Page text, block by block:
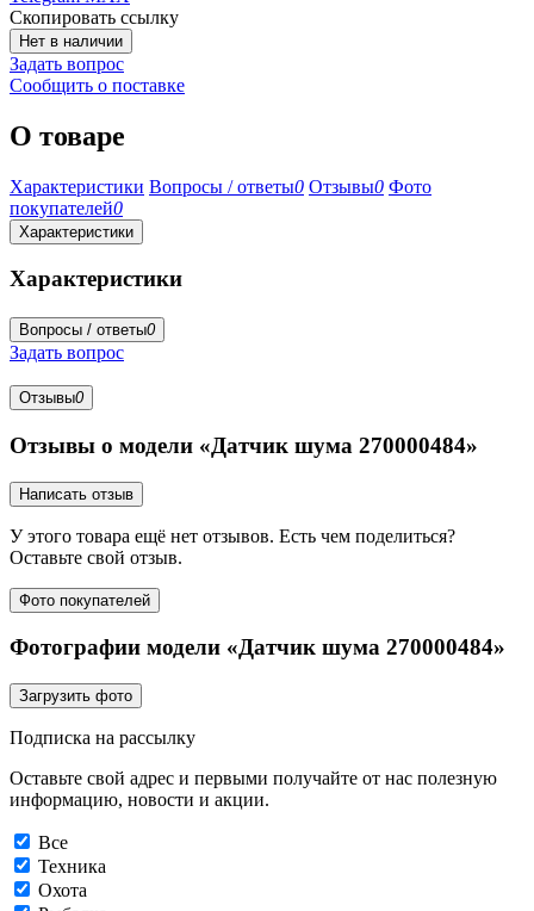
Скопировать ссылку
Нет в наличии
Задать вопрос
Сообщить о поставке
О товаре
Характеристики Вопросы / ответы0 Отзывы0 Фото
покупателей0
Характеристики
Характеристики
Вопросы / ответы0
Задать вопрос
Отзывы0
Отзывы о модели «Датчик шума 270000484»
Написать отзыв
У этого товара ещё нет отзывов. Есть чем поделиться?
Оставьте свой отзыв.
Фото покупателей
Фотографии модели «Датчик шума 270000484»
Загрузить фото
Подписка на рассылку
Оставьте свой адрес и первыми получайте от нас полезную
информацию, новости и акции.
Все
Техника
Охота